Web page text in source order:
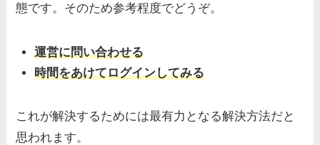
態です。そのため参考程度でどうぞ。
運営に問い合わせる
時間をあけてログインしてみる
これが解決するためには最有力となる解決方法だと
思われます。